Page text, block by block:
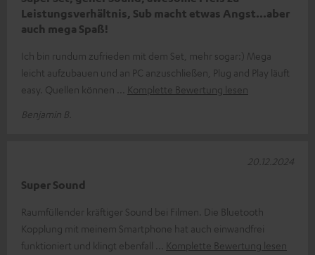
Leistungsverhältnis, Sub macht etwas Angst...aber
auch mega Spaß!
Ich bin rundum zufrieden mit dem Set, mehr sogar:) Mega
leicht aufzubauen und an PC anzuschließen, Plug and Play läuft
easy. Quellen können
Komplette Bewertung lesen
Benjamin B.
Super Sound
Raumfüllender kräftiger Sound bei Filmen. Die Bluetooth
Kopplung mit meinem Smartphone hat auch einwandfrei
funktioniert und klingt ebenfall
Komplette Bewertung lesen
20.12.2024